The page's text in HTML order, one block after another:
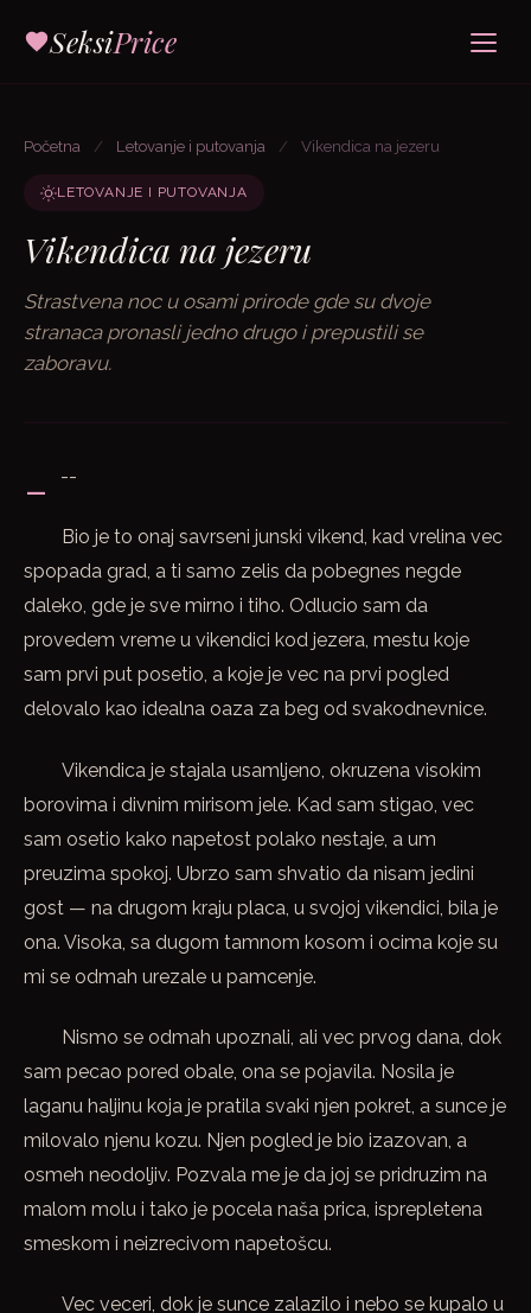
SeksiPrice
Početna / Letovanje i putovanja / Vikendica na jezeru
LETOVANJE I PUTOVANJA
Vikendica na jezeru
Strastvena noc u osami prirode gde su dvoje
stranaca pronasli jedno drugo i prepustili se
zaboravu.
- --
Bio je to onaj savrseni junski vikend, kad vrelina vec
spopada grad, a ti samo zelis da pobegnes negde
daleko, gde je sve mirno i tiho. Odlucio sam da
provedem vreme u vikendici kod jezera, mestu koje
sam prvi put posetio, a koje je vec na prvi pogled
delovalo kao idealna oaza za beg od svakodnevnice.
Vikendica je stajala usamljeno, okruzena visokim
borovima i divnim mirisom jele. Kad sam stigao, vec
sam osetio kako napetost polako nestaje, a um
preuzima spokoj. Ubrzo sam shvatio da nisam jedini
gost — na drugom kraju placa, u svojoj vikendici, bila je
ona. Visoka, sa dugom tamnom kosom i ocima koje su
mi se odmah urezale u pamcenje.
Nismo se odmah upoznali, ali vec prvog dana, dok
sam pecao pored obale, ona se pojavila. Nosila je
laganu haljinu koja je pratila svaki njen pokret, a sunce je
milovalo njenu kozu. Njen pogled je bio izazovan, a
osmeh neodoljiv. Pozvala me je da joj se pridruzim na
malom molu i tako je pocela naša prica, isprepletena
smeskom i neizrecivom napetošcu.
Vec veceri, dok je sunce zalazilo i nebo se kupalo u